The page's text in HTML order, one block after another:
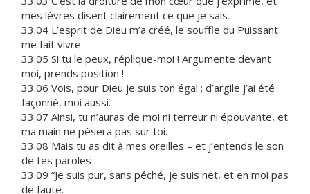
mes lèvres disent clairement ce que je sais.
33.04 L’esprit de Dieu m’a créé, le souffle du Puissant
me fait vivre.
33.05 Si tu le peux, réplique-moi ! Argumente devant
moi, prends position !
33.06 Vois, pour Dieu je suis ton égal ; d’argile j’ai été
façonné, moi aussi.
33.07 Ainsi, tu n’auras de moi ni terreur ni épouvante, et
ma main ne pèsera pas sur toi.
33.08 Mais tu as dit à mes oreilles – et j’entends le son
de tes paroles :
33.09 “Je suis pur, sans péché, je suis net, et en moi pas
de faute.